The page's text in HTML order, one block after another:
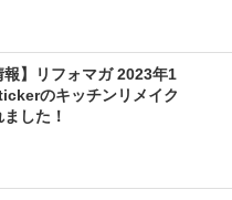
報】リフォマガ 2023年1
のキッチンリメイク
した！